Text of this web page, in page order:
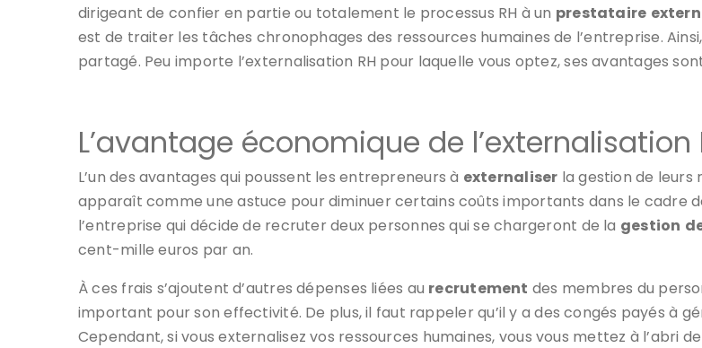
dirigeant de confier en partie ou totalement le processus RH à un prestataire
est de traiter les tâches chronophages des ressources humaines de l’entreprise.
partagé. Peu importe l’externalisation RH pour laquelle vous optez, ses avantages
L’avantage économique de l’externalisation
L’un des avantages qui poussent les entrepreneurs à externaliser la gestion de leurs
apparaît comme une astuce pour diminuer certains coûts importants dans le cadre
l’entreprise qui décide de recruter deux personnes qui se chargeront de la gestion
cent-mille euros par an.
À ces frais s’ajoutent d’autres dépenses liées au recrutement des membres du
important pour son effectivité. De plus, il faut rappeler qu’il y a des congés payés à
Cependant, si vous externalisez vos ressources humaines, vous vous mettez à l’abri